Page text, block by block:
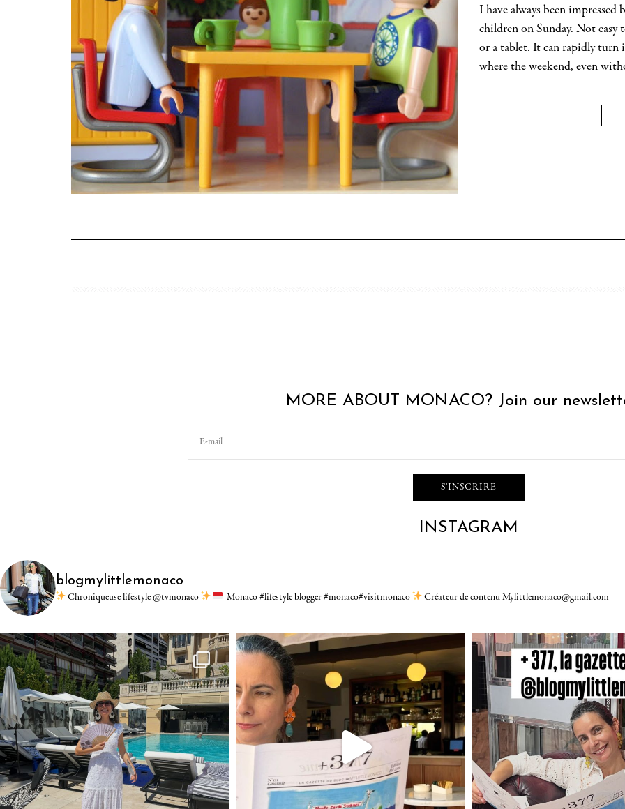
I have always been
children on Sunday. Not
or a tablet. It can rapidly turn
where the weekend, even
MORE ABOUT MONACO? Join our
INSTAGRAM
blogmylittlemonaco
Chroniqueuse lifestyle @tvmonaco Monaco #lifestyle blogger #monaco#visitmonaco Créateur de contenu Mylittlemonaco@gmail.com